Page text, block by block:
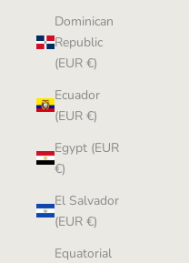
Dominican
Republic
(EUR €)
Ecuador
(EUR €)
Egypt (EUR
€)
El Salvador
(EUR €)
Equatorial